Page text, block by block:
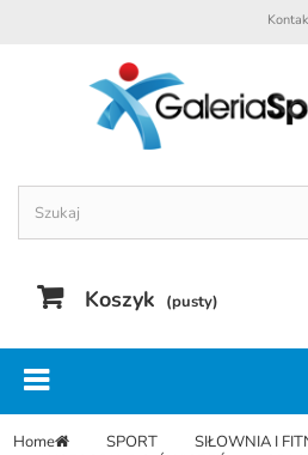
Koszyk (pusty)
Home SPORT
SIŁOWNIA I